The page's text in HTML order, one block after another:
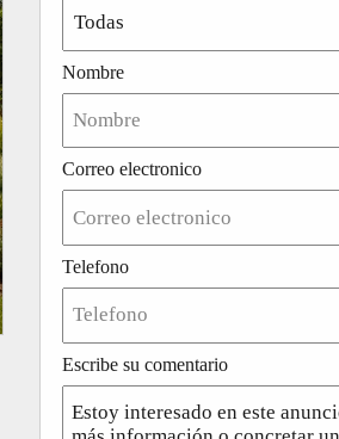
Nombre
Correo electronico
Telefono
Escribe su comentario